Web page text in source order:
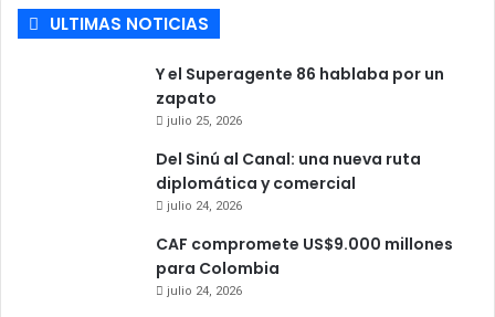
ULTIMAS NOTICIAS
Y el Superagente 86 hablaba por un
zapato
julio 25, 2026
Del Sinú al Canal: una nueva ruta
diplomática y comercial
julio 24, 2026
CAF compromete US$9.000 millones
para Colombia
julio 24, 2026